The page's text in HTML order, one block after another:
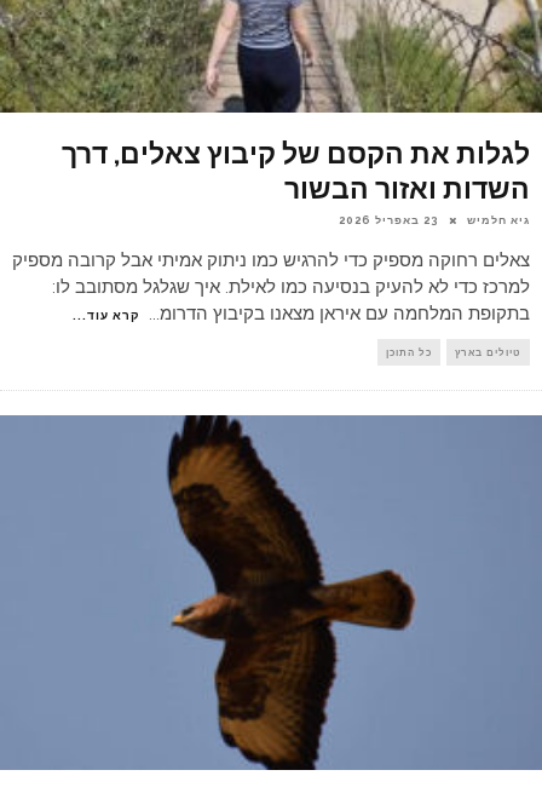
לגלות את הקסם של קיבוץ צאלים, דרך
השדות ואזור הבשור
גיא חלמיש 23 באפריל 2026
צאלים רחוקה מספיק כדי להרגיש כמו ניתוק אמיתי אבל קרובה מספיק
למרכז כדי לא להעיק בנסיעה כמו לאילת. איך שגלגל מסתובב לו:
בתקופת המלחמה עם איראן מצאנו בקיבוץ הדרומ... קרא עוד...
טיולים בארץ כל התוכן